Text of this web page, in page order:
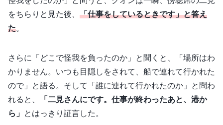
をちらりと見た後、 「仕事をしているときです」と答え
た。
さらに「どこで怪我を負ったのか」と聞くと、「場所はわ
かりません。いつも目隠しをされて、船で連れて行かれた
ので」と語る。そして「誰に連れて行かれたのか」と問わ
れると、
「二見さんにです。仕事が終わったあと、港か
ら」 とはっきり証言した。